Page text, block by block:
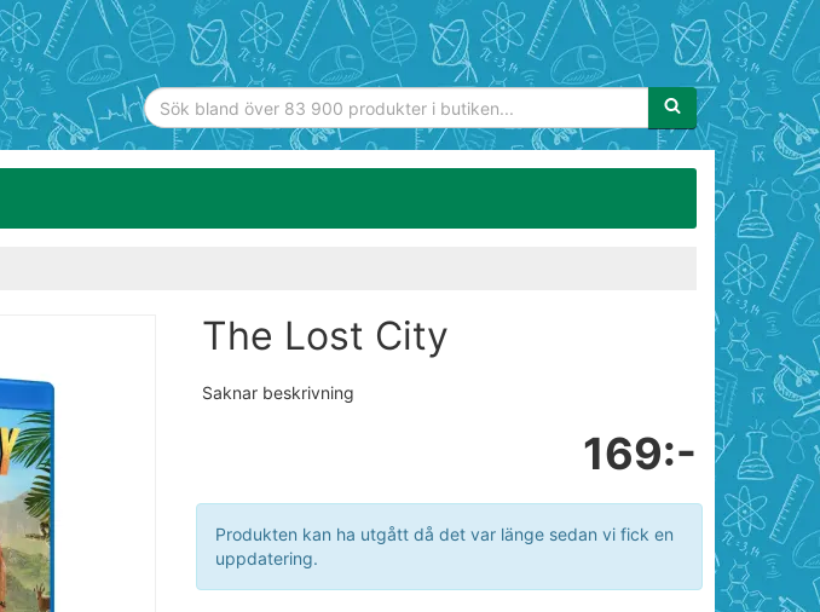
Sökfras:
The Lost City
Saknar beskrivning
169:-
Produkten kan ha utgått då det var länge sedan vi fick en
uppdatering.